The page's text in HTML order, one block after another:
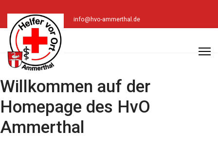
info@hvo-ammerthal.de
Willkommen auf der
Homepage des HvO
Ammerthal